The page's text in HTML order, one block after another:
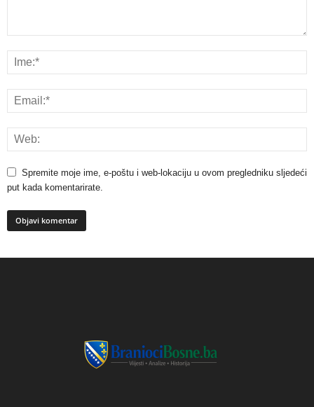
Spremite moje ime, e-poštu i web-lokaciju u ovom pregledniku sljedeći
put kada komentarirate.